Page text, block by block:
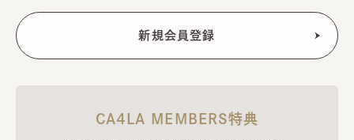
CA4LA MEMBERS特典